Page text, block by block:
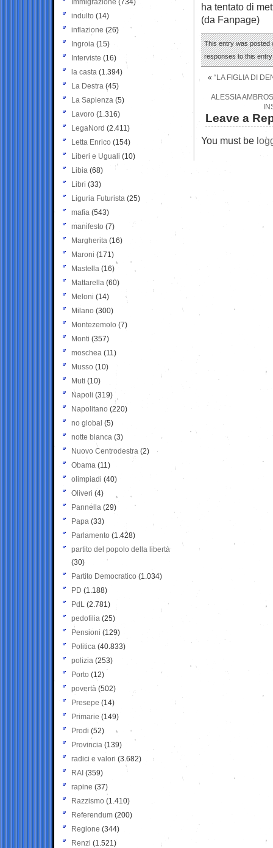
ha tentato di
(da Fanpage)
This entry was posted
responses to this
« “LA FIGLIA DI
ALESSIA
Leave a
You must be
Immigrazione (734)
indulto (14)
inflazione (26)
Ingroia (15)
Interviste (16)
la casta (1.394)
La Destra (45)
La Sapienza (5)
Lavoro (1.316)
LegaNord (2.411)
Letta Enrico (154)
Liberi e Uguali (10)
Libia (68)
Libri (33)
Liguria Futurista (25)
mafia (543)
manifesto (7)
Margherita (16)
Maroni (171)
Mastella (16)
Mattarella (60)
Meloni (14)
Milano (300)
Montezemolo (7)
Monti (357)
moschea (11)
Musso (10)
Muti (10)
Napoli (319)
Napolitano (220)
no global (5)
notte bianca (3)
Nuovo Centrodestra (2)
Obama (11)
olimpiadi (40)
Oliveri (4)
Pannella (29)
Papa (33)
Parlamento (1.428)
partito del popolo della libertà
(30)
Partito Democratico (1.034)
PD (1.188)
PdL (2.781)
pedofilia (25)
Pensioni (129)
Politica (40.833)
polizia (253)
Porto (12)
povertà (502)
Presepe (14)
Primarie (149)
Prodi (52)
Provincia (139)
radici e valori (3.682)
RAI (359)
rapine (37)
Razzismo (1.410)
Referendum (200)
Regione (344)
Renzi (1.521)